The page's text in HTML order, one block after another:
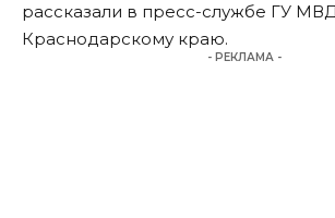
рассказали в пресс-службе ГУ
Краснодарскому краю.
- РЕКЛАМА -